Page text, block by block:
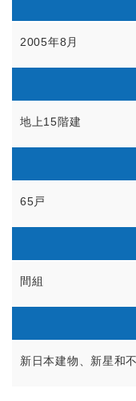
2005年8月
地上15階建
65戸
間組
新日本建物、新星和